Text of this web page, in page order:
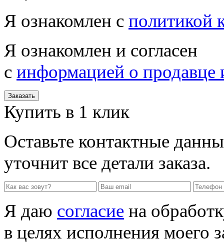
Я ознакомлен с политикой
Я ознакомлен и согласен
с информацией о продавце
Заказать
Купить в 1 клик
Оставьте контактные
уточнит все детали заказа.
Я даю согласие на
в целях исполнения моего